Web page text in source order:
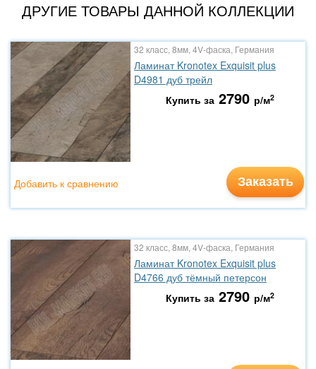
ДРУГИЕ ТОВАРЫ ДАННОЙ КОЛЛЕКЦИИ
32 класс, 8мм, 4V-фаска, Германия
Ламинат Kronotex Exquisit plus
D4981 дуб трейл
Купить за 2790 р/м2
Заказать
Добавить к сравнению
32 класс, 8мм, 4V-фаска, Германия
Ламинат Kronotex Exquisit plus
D4766 дуб тёмный петерсон
Купить за 2790 р/м2